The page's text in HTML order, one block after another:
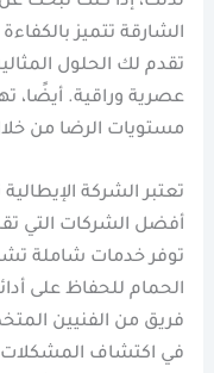
الشارقة تتميز
تقدم لك الحلول
عصرية وراقية. أيضًا،
مستويات الرضا من
تعتبر الشركة
أفضل الشركات التي
توفر خدمات شاملة
الحمام للحفاظ على
فريق من الفنيين
في اكتشاف المشكلات